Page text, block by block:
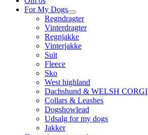
For My Dogs
Regndragter
Vinterdragter
Regnjakke
Vinterjakke
Suit
Fleece
Sko
West highland
Dachshund & WELSH CORGI
Collars & Leashes
Dogshowlead
Udsalg for my dogs
Jakker